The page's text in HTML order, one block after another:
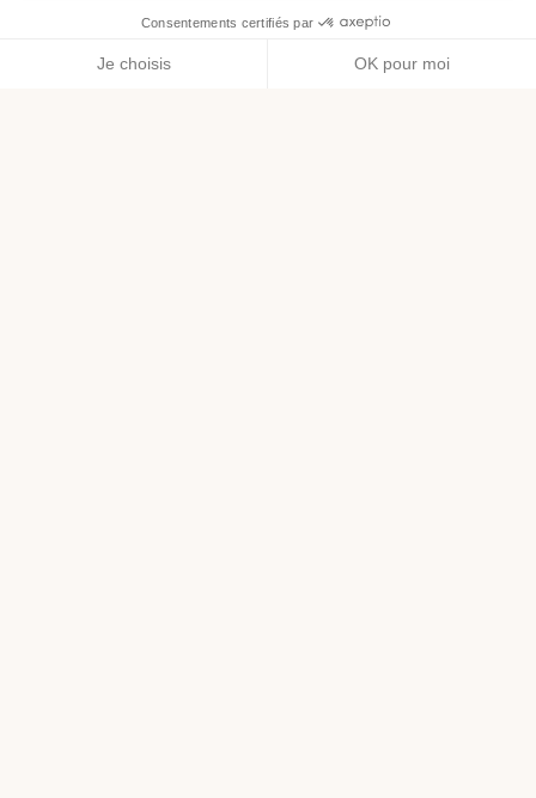
Consentements certifiés par
Je choisis OK pour moi